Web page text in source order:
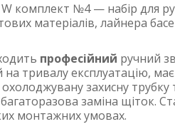
W комплект №4 — набір для
матеріалів, лайнера
професійний ручний
тривалу експлуатацію,
захисну
заміна щіток.
монтажних умовах.